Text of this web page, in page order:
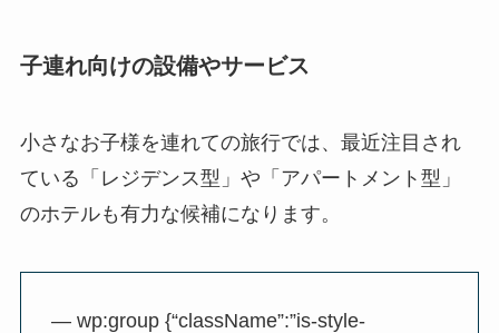
子連れ向けの設備やサービス
小さなお子様を連れての旅行では、最近注目され
ている「レジデンス型」や「アパートメント型」
のホテルも有力な候補になります。
— wp:group {“className”:”is-style-